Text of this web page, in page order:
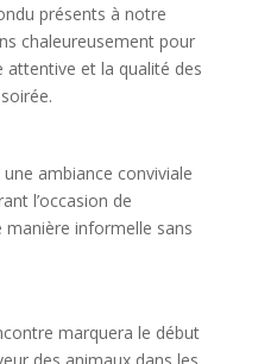
présents à notre
chaleureusement pour
et la qualité des
ambiance conviviale
l’occasion de
manière informelle sans
marquera le début